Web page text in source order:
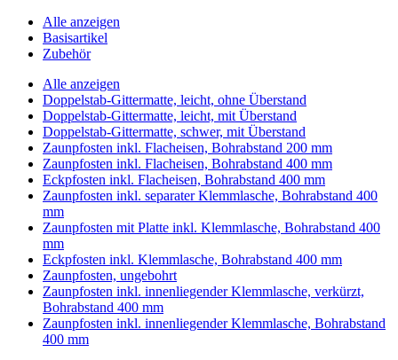
Alle anzeigen
Basisartikel
Zubehör
Alle anzeigen
Doppelstab-Gittermatte, leicht, ohne Überstand
Doppelstab-Gittermatte, leicht, mit Überstand
Doppelstab-Gittermatte, schwer, mit Überstand
Zaunpfosten inkl. Flacheisen, Bohrabstand 200 mm
Zaunpfosten inkl. Flacheisen, Bohrabstand 400 mm
Eckpfosten inkl. Flacheisen, Bohrabstand 400 mm
Zaunpfosten inkl. separater Klemmlasche, Bohrabstand 400
mm
Zaunpfosten mit Platte inkl. Klemmlasche, Bohrabstand 400
mm
Eckpfosten inkl. Klemmlasche, Bohrabstand 400 mm
Zaunpfosten, ungebohrt
Zaunpfosten inkl. innenliegender Klemmlasche, verkürzt,
Bohrabstand 400 mm
Zaunpfosten inkl. innenliegender Klemmlasche, Bohrabstand
400 mm